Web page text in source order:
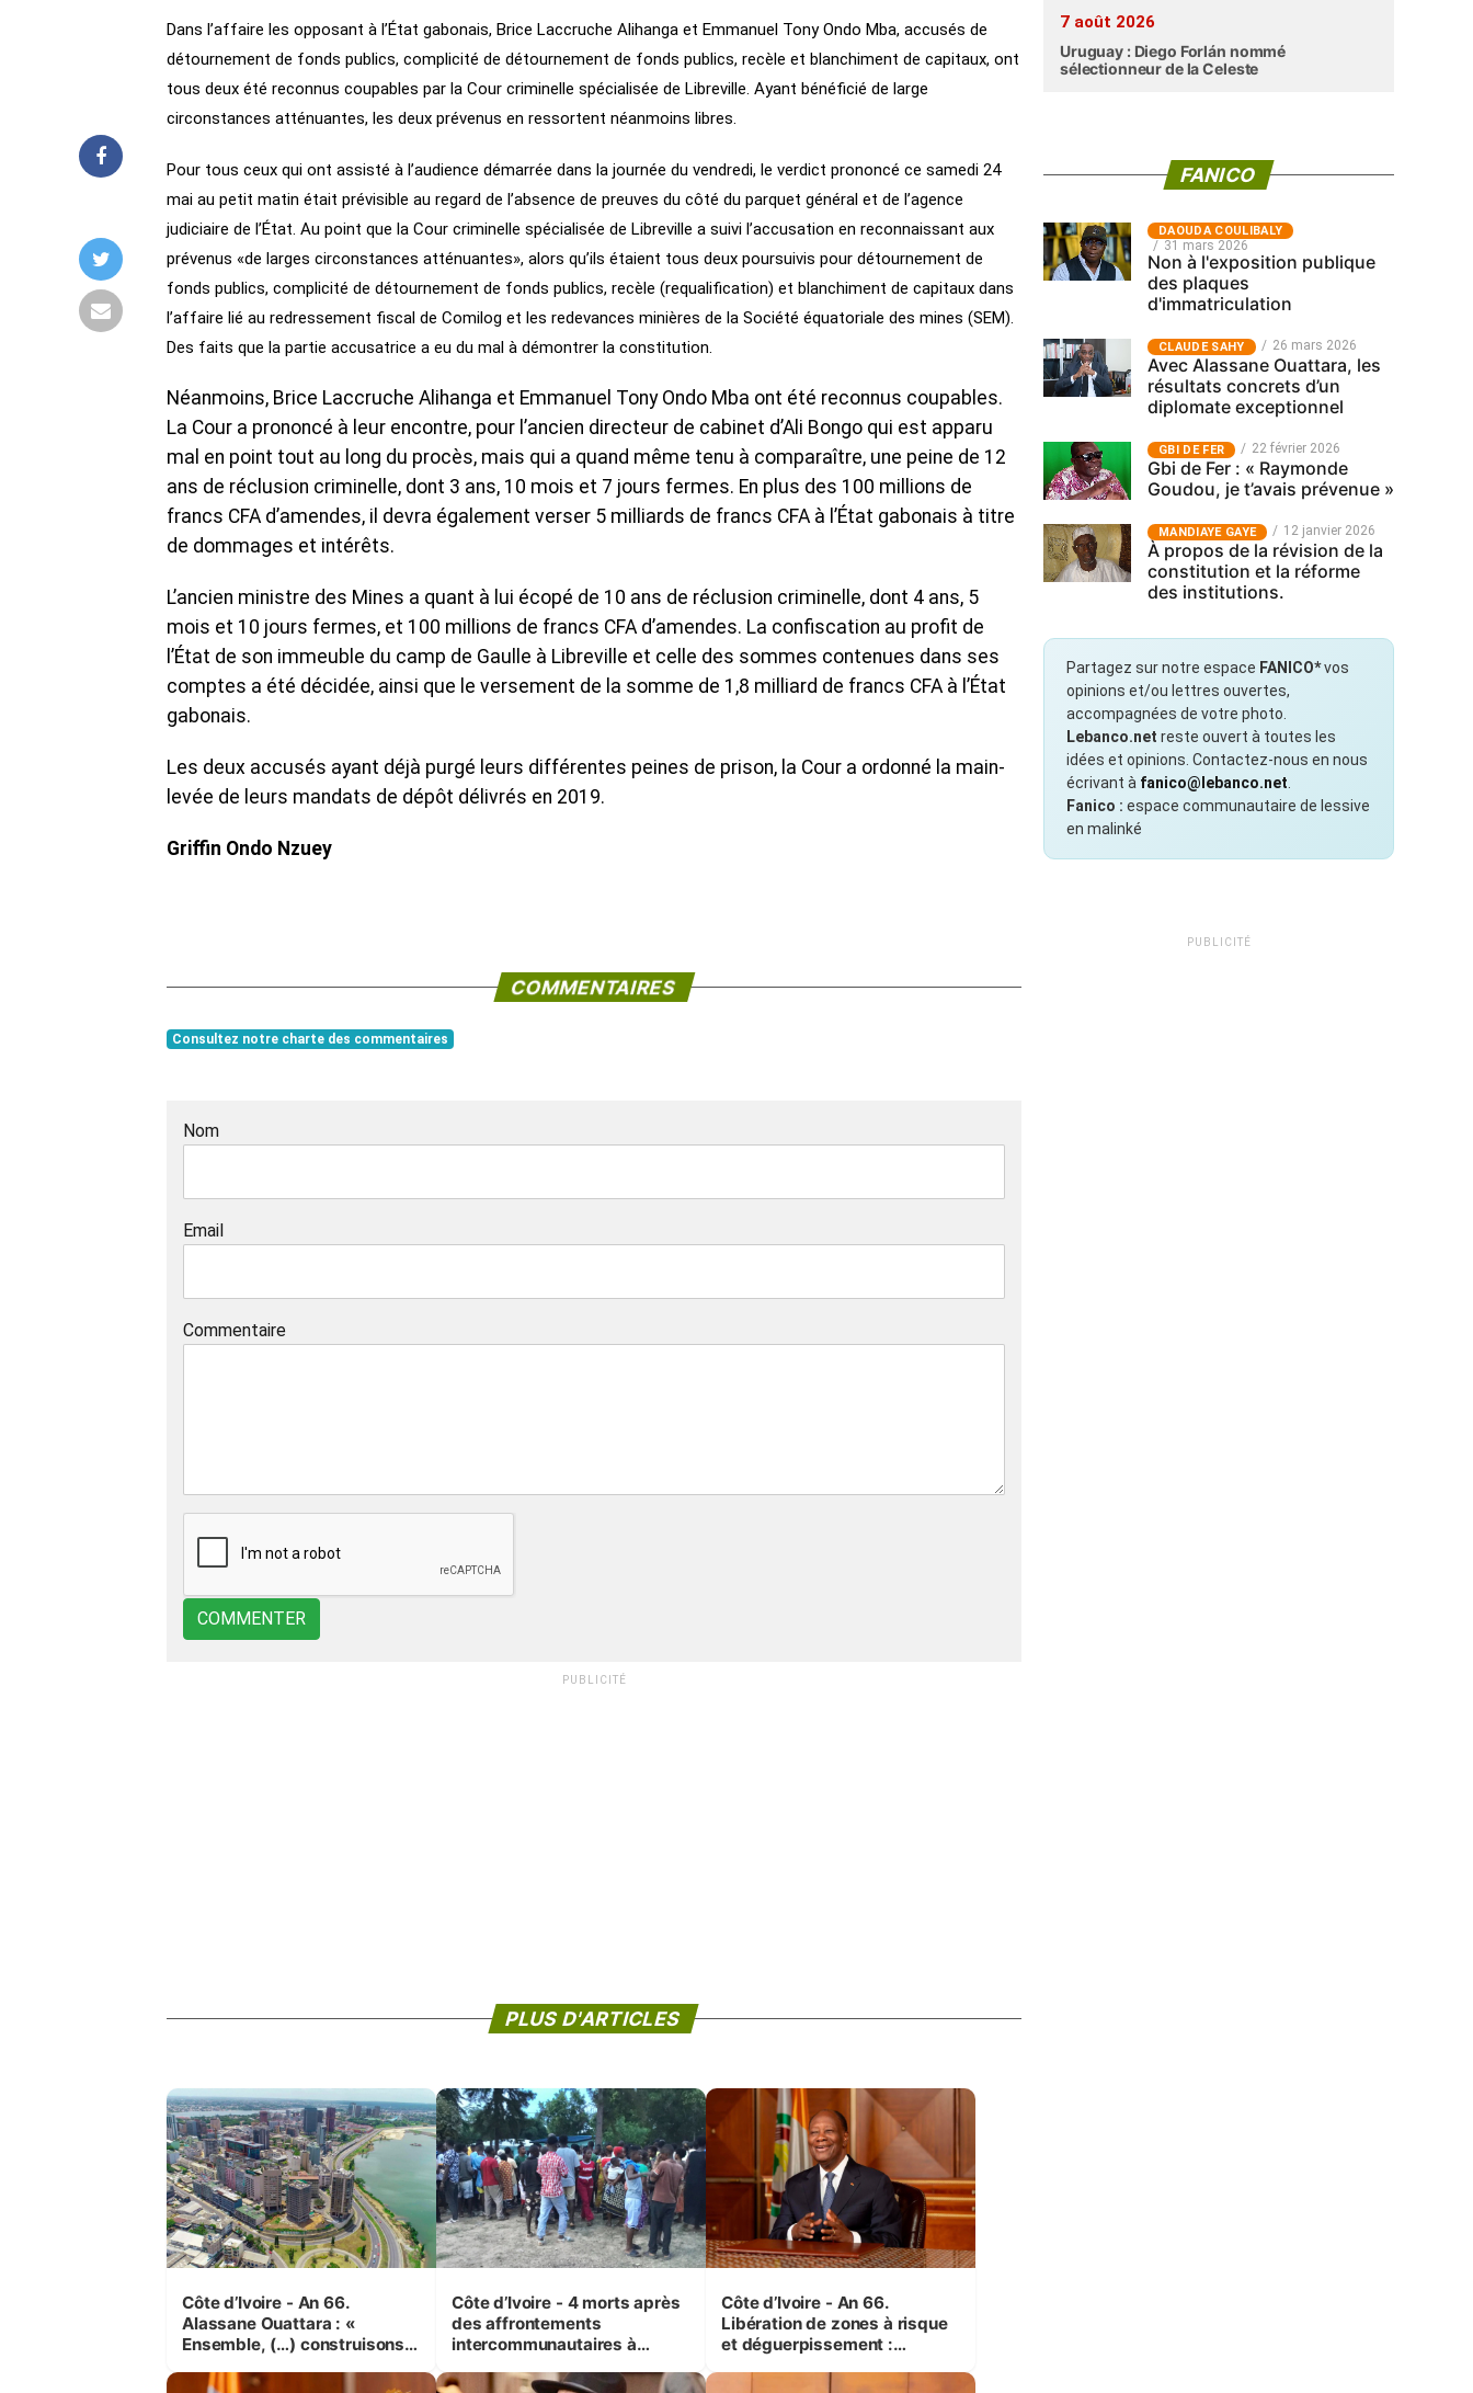
Dans l’affaire les opposant à l’État gabonais, Brice Laccruche Alihanga et Emmanuel Tony Ondo Mba, accusés de
détournement de fonds publics, complicité de détournement de fonds publics, recèle et blanchiment de capitaux, ont
tous deux été reconnus coupables par la Cour criminelle spécialisée de Libreville. Ayant bénéficié de large
circonstances atténuantes, les deux prévenus en ressortent néanmoins libres.
Pour tous ceux qui ont assisté à l’audience démarrée dans la journée du vendredi, le verdict prononcé ce samedi 24
mai au petit matin était prévisible au regard de l’absence de preuves du côté du parquet général et de l’agence
judiciaire de l’État. Au point que la Cour criminelle spécialisée de Libreville a suivi l’accusation en reconnaissant aux
prévenus «de larges circonstances atténuantes», alors qu’ils étaient tous deux poursuivis pour détournement de
fonds publics, complicité de détournement de fonds publics, recèle (requalification) et blanchiment de capitaux dans
l’affaire lié au redressement fiscal de Comilog et les redevances minières de la Société équatoriale des mines (SEM).
Des faits que la partie accusatrice a eu du mal à démontrer la constitution.
Néanmoins, Brice Laccruche Alihanga et Emmanuel Tony Ondo Mba ont été reconnus coupables.
La Cour a prononcé à leur encontre, pour l’ancien directeur de cabinet d’Ali Bongo qui est apparu
mal en point tout au long du procès, mais qui a quand même tenu à comparaître, une peine de 12
ans de réclusion criminelle, dont 3 ans, 10 mois et 7 jours fermes. En plus des 100 millions de
francs CFA d’amendes, il devra également verser 5 milliards de francs CFA à l’État gabonais à titre
de dommages et intérêts.
L’ancien ministre des Mines a quant à lui écopé de 10 ans de réclusion criminelle, dont 4 ans, 5
mois et 10 jours fermes, et 100 millions de francs CFA d’amendes. La confiscation au profit de
l’État de son immeuble du camp de Gaulle à Libreville et celle des sommes contenues dans ses
comptes a été décidée, ainsi que le versement de la somme de 1,8 milliard de francs CFA à l’État
gabonais.
Les deux accusés ayant déjà purgé leurs différentes peines de prison, la Cour a ordonné la main-
levée de leurs mandats de dépôt délivrés en 2019.
Griffin Ondo Nzuey
COMMENTAIRES
Consultez notre charte des commentaires
Nom
Email
Commentaire
COMMENTER
PUBLICITÉ
PLUS D'ARTICLES
Côte d’Ivoire - An 66.
Alassane Ouattara : «
Ensemble, (…) construisons
mêmes et pour les
Côte d’Ivoire - 4 morts après
des affrontements
intercommunautaires à
correspondant au milieu des
Côte d’Ivoire - An 66.
Libération de zones à risque
et déguerpissement :
respect de l'Etat de droit pour
7 août 2026
Uruguay : Diego Forlán nommé
sélectionneur de la Celeste
FANICO
‎DAOUDA COULIBALY
31 mars 2026
Non à l'exposition publique
des plaques
d'immatriculation
CLAUDE SAHY 26 mars 2026
Avec Alassane Ouattara, les
résultats concrets d’un
diplomate exceptionnel
GBI DE FER 22 février 2026
Gbi de Fer : « Raymonde
Goudou, je t’avais prévenue »
MANDIAYE GAYE 12 janvier 2026
À propos de la révision de la
constitution et la réforme
des institutions.
Partagez sur notre espace FANICO*vos
opinions et/ou lettres ouvertes,
accompagnées de votre photo.
Lebanco.net reste ouvert à toutes les
idées et opinions. Contactez-nous en nous
écrivant à fanico@lebanco.net
Fanico : espace communautaire de lessive
en malinké
PUBLICITÉ